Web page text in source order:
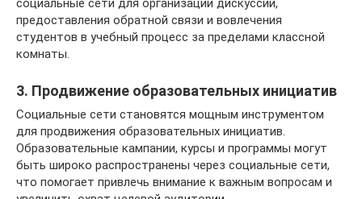
социальные сети для организации дискуссий,
предоставления обратной связи и вовлечения
студентов в учебный процесс за пределами классной
комнаты.
3. Продвижение образовательных инициатив
Социальные сети становятся мощным инструментом
для продвижения образовательных инициатив.
Образовательные кампании, курсы и программы могут
быть широко распространены через социальные сети,
что помогает привлечь внимание к важным вопросам и